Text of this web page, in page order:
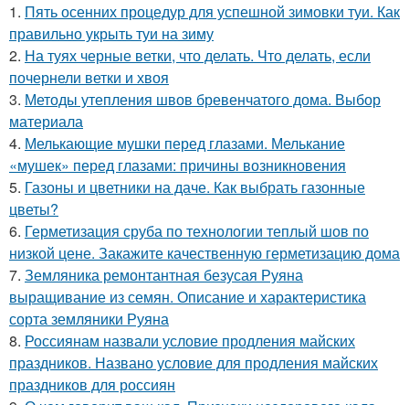
1. Пять осенних процедур для успешной зимовки туи. Как
правильно укрыть туи на зиму
2. На туях черные ветки, что делать. Что делать, если
почернели ветки и хвоя
3. Методы утепления швов бревенчатого дома. Выбор
материала
4. Мелькающие мушки перед глазами. Мелькание
«мушек» перед глазами: причины возникновения
5. Газоны и цветники на даче. Как выбрать газонные
цветы?
6. Герметизация сруба по технологии теплый шов по
низкой цене. Закажите качественную герметизацию дома
7. Земляника ремонтантная безусая Руяна
выращивание из семян. Описание и характеристика
сорта земляники Руяна
8. Россиянам назвали условие продления майских
праздников. Названо условие для продления майских
праздников для россиян